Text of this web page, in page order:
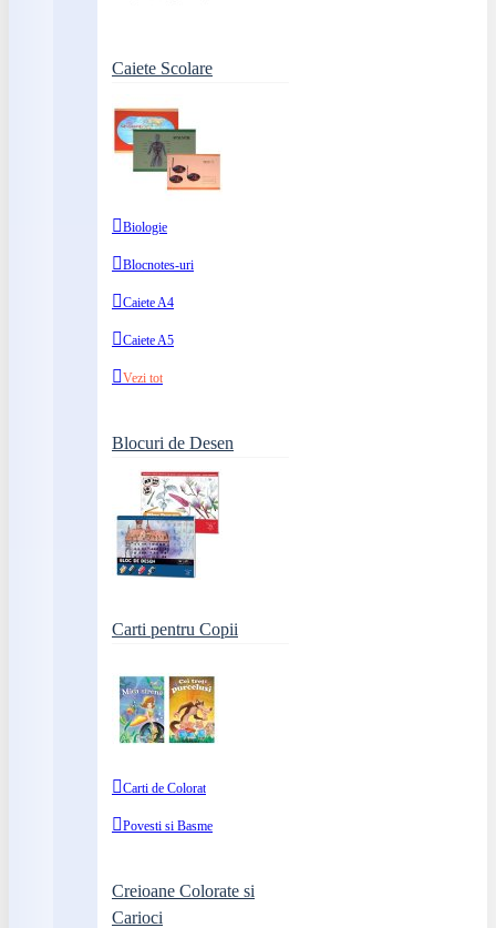
Caiete Scolare
Biologie
Blocnotes-uri
Caiete A4
Caiete A5
Vezi tot
Blocuri de Desen
Carti pentru Copii
Carti de Colorat
Povesti si Basme
Creioane Colorate si
Carioci